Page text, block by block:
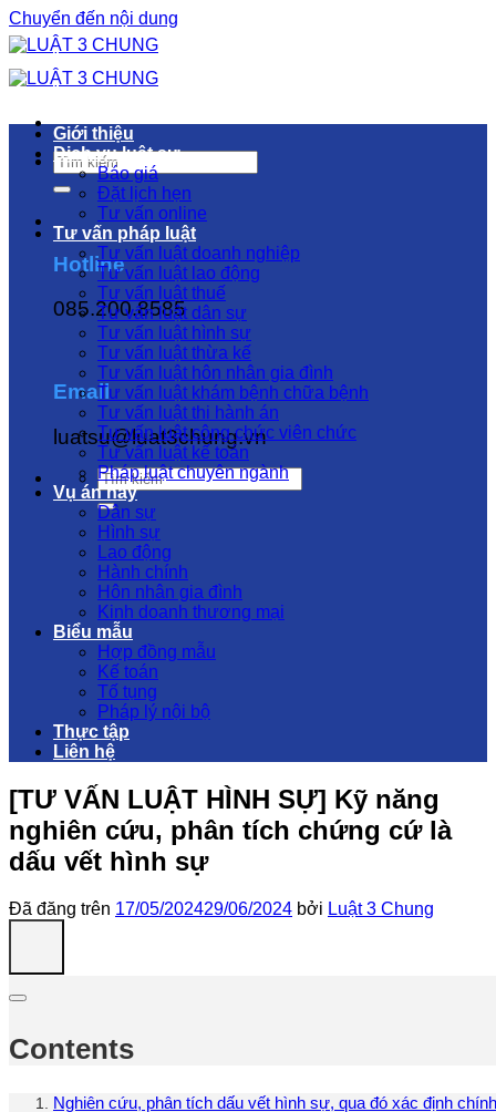
Chuyển đến nội dung
Hotline
085.200.8585
Email
luatsu@luat3chung.vn
Giới thiệu
Dịch vụ luật sư
Báo giá
Đặt lịch hẹn
Tư vấn online
Tư vấn pháp luật
Tư vấn luật doanh nghiệp
Tư vấn luật lao động
Tư vấn luật thuế
Tư vấn luật dân sự
Tư vấn luật hình sự
Tư vấn luật thừa kế
Tư vấn luật hôn nhân gia đình
Tư vấn luật khám bệnh chữa bệnh
Tư vấn luật thi hành án
Tư vấn luật công chức viên chức
Tư vấn luật kế toán
Pháp luật chuyên ngành
Vụ án hay
Dân sự
Hình sự
Lao động
Hành chính
Hôn nhân gia đình
Kinh doanh thương mại
Biểu mẫu
Hợp đồng mẫu
Kế toán
Tố tụng
Pháp lý nội bộ
Thực tập
Liên hệ
[TƯ VẤN LUẬT HÌNH SỰ] Kỹ năng
nghiên cứu, phân tích chứng cứ là
dấu vết hình sự
Đã đăng trên 17/05/202429/06/2024 bởi Luật 3 Chung
Contents
Nghiên cứu, phân tích dấu vết hình sự, qua đó xác định